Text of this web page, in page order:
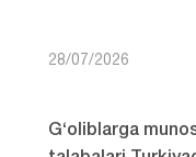
28/07/2026
G‘oliblarga